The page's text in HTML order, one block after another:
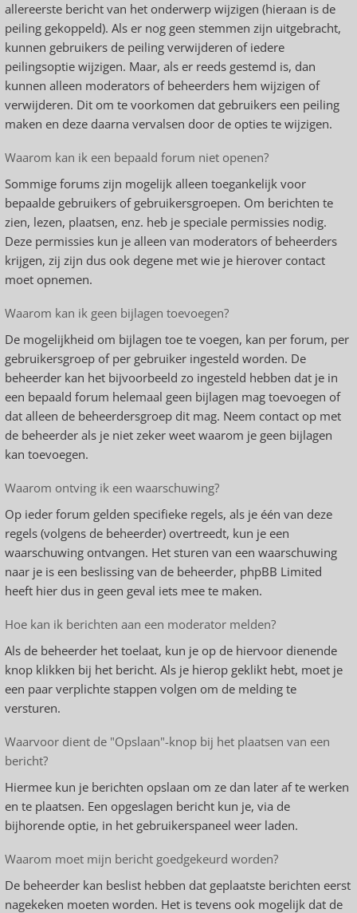
allereerste bericht van het onderwerp wijzigen (hieraan is de
peiling gekoppeld). Als er nog geen stemmen zijn uitgebracht,
kunnen gebruikers de peiling verwijderen of iedere
peilingsoptie wijzigen. Maar, als er reeds gestemd is, dan
kunnen alleen moderators of beheerders hem wijzigen of
verwijderen. Dit om te voorkomen dat gebruikers een peiling
maken en deze daarna vervalsen door de opties te wijzigen.
Waarom kan ik een bepaald forum niet openen?
Sommige forums zijn mogelijk alleen toegankelijk voor
bepaalde gebruikers of gebruikersgroepen. Om berichten te
zien, lezen, plaatsen, enz. heb je speciale permissies nodig.
Deze permissies kun je alleen van moderators of beheerders
krijgen, zij zijn dus ook degene met wie je hierover contact
moet opnemen.
Waarom kan ik geen bijlagen toevoegen?
De mogelijkheid om bijlagen toe te voegen, kan per forum, per
gebruikersgroep of per gebruiker ingesteld worden. De
beheerder kan het bijvoorbeeld zo ingesteld hebben dat je in
een bepaald forum helemaal geen bijlagen mag toevoegen of
dat alleen de beheerdersgroep dit mag. Neem contact op met
de beheerder als je niet zeker weet waarom je geen bijlagen
kan toevoegen.
Waarom ontving ik een waarschuwing?
Op ieder forum gelden specifieke regels, als je één van deze
regels (volgens de beheerder) overtreedt, kun je een
waarschuwing ontvangen. Het sturen van een waarschuwing
naar je is een beslissing van de beheerder, phpBB Limited
heeft hier dus in geen geval iets mee te maken.
Hoe kan ik berichten aan een moderator melden?
Als de beheerder het toelaat, kun je op de hiervoor dienende
knop klikken bij het bericht. Als je hierop geklikt hebt, moet je
een paar verplichte stappen volgen om de melding te
versturen.
Waarvoor dient de "Opslaan"-knop bij het plaatsen van een
bericht?
Hiermee kun je berichten opslaan om ze dan later af te werken
en te plaatsen. Een opgeslagen bericht kun je, via de
bijhorende optie, in het gebruikerspaneel weer laden.
Waarom moet mijn bericht goedgekeurd worden?
De beheerder kan beslist hebben dat geplaatste berichten eerst
nagekeken moeten worden. Het is tevens ook mogelijk dat de